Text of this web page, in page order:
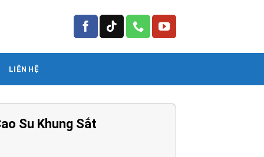
LIÊN HỆ
Su Khung Sắt